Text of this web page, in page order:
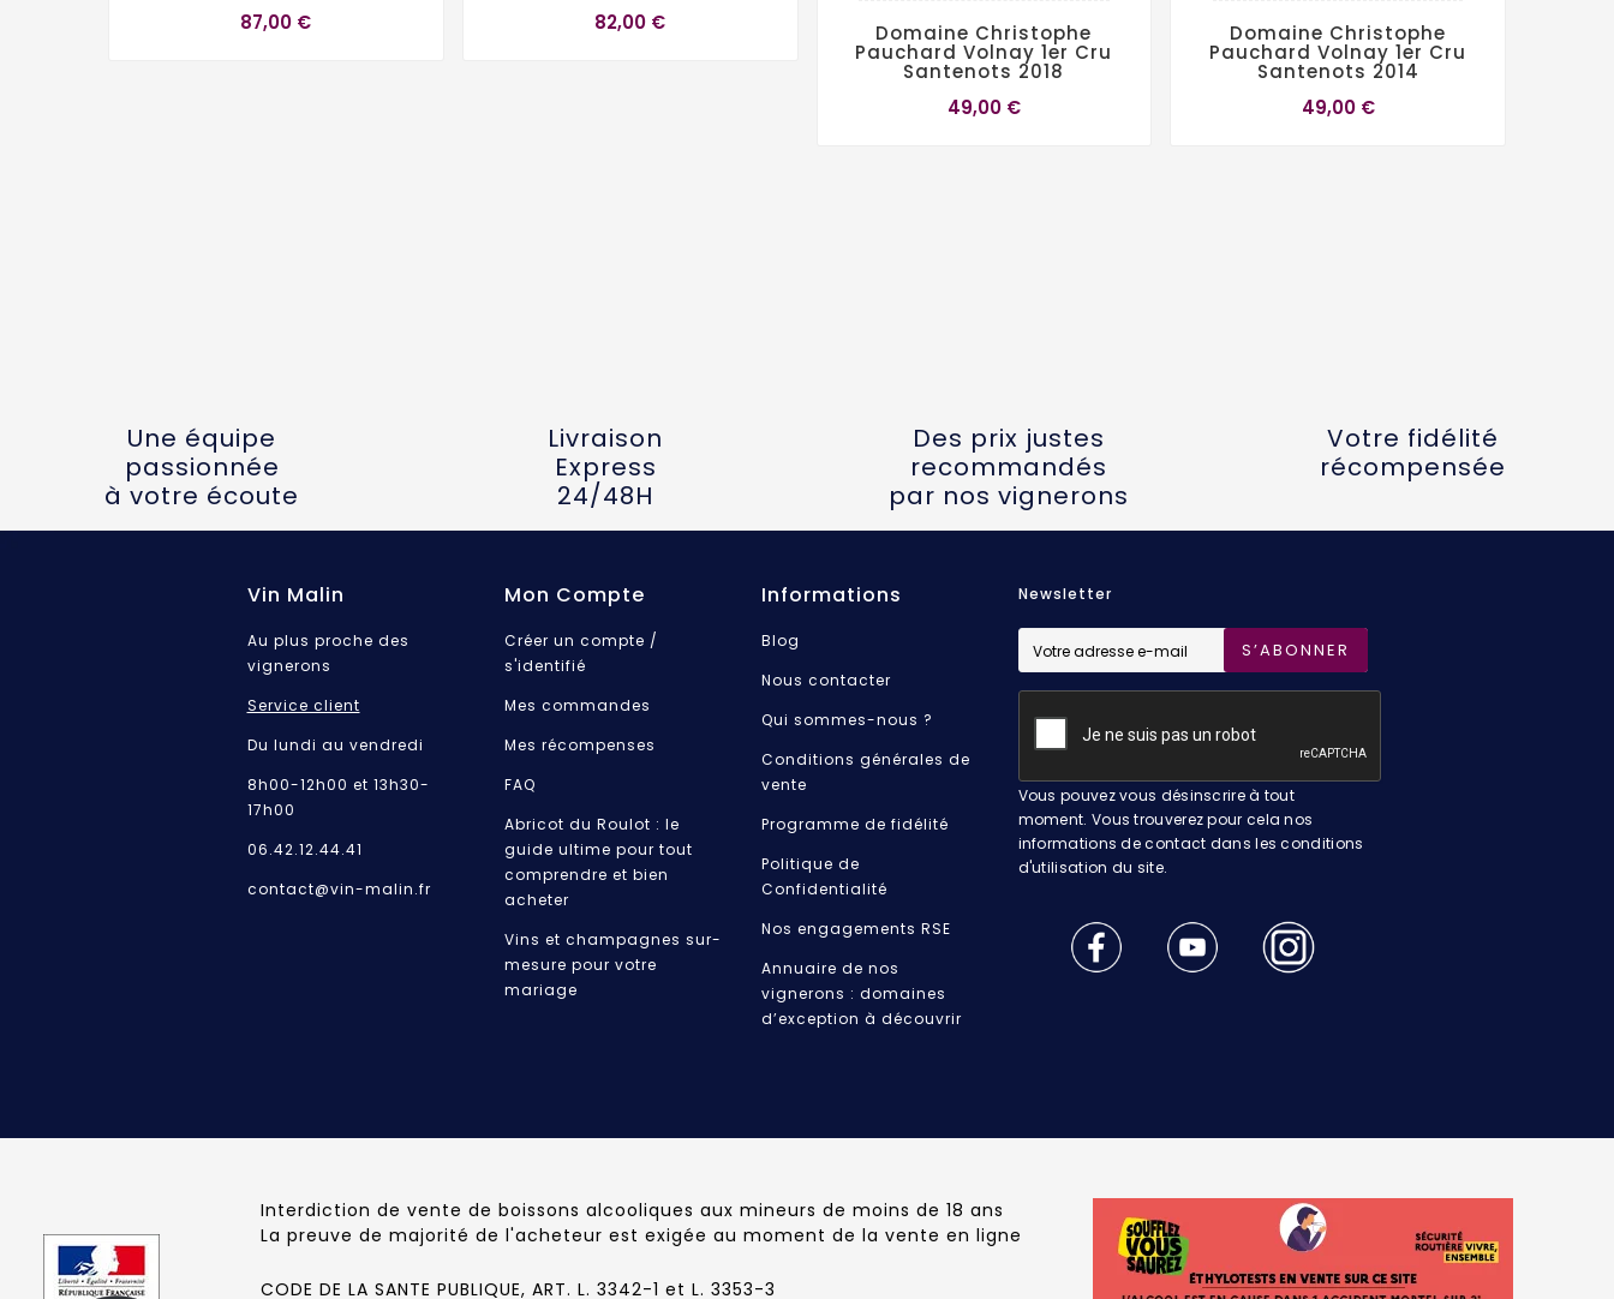
87,00 €
82,00 €
Domaine Christophe
Pauchard Volnay 1er Cru
Santenots 2018
49,00 €
Domaine Christophe
Pauchard Volnay 1er Cru
Santenots 2014
49,00 €
Une équipe
passionnée
à votre écoute
Livraison
Express
24/48H
Des prix justes
recommandés
par nos vignerons
Votre fidélité
récompensée
Vin Malin
Au plus proche des
vignerons
Service client
Du lundi au vendredi
8h00-12h00 et 13h30-
17h00
06.42.12.44.41
contact@vin-malin.fr
Mon Compte
Créer un compte /
s'identifié
Mes commandes
Mes récompenses
FAQ
Abricot du Roulot : le
guide ultime pour tout
comprendre et bien
acheter
Vins et champagnes sur-
mesure pour votre
mariage
Informations
Blog
Nous contacter
Qui sommes-nous ?
Conditions générales de
vente
Programme de fidélité
Politique de
Confidentialité
Nos engagements RSE
Annuaire de nos
vignerons : domaines
d’exception à découvrir
Newsletter
S’ABONNER
Vous pouvez vous désinscrire à tout
moment. Vous trouverez pour cela nos
informations de contact dans les conditions
d'utilisation du site.
Interdiction de vente de boissons alcooliques aux mineurs de moins de 18 ans
La preuve de majorité de l'acheteur est exigée au moment de la vente en ligne
CODE DE LA SANTE PUBLIQUE, ART. L. 3342-1 et L. 3353-3